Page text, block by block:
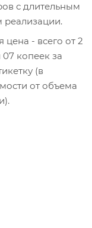
с длительным
реализации.
07 копеек за
(в
от объема